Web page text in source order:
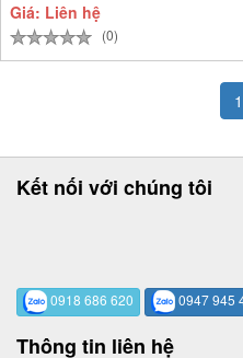
Giá: Liên hệ
(0)
1
Kết nối với chúng tôi
0918 686 620 0947 945
Thông tin liên hệ